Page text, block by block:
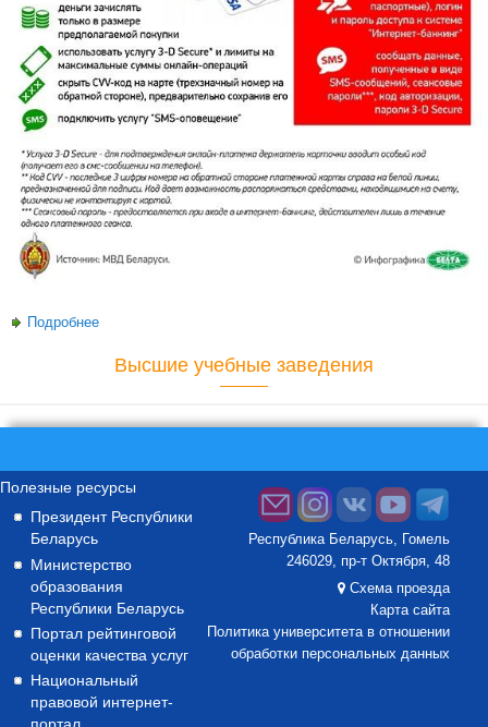
Подробнее
Высшие учебные заведения
Полезные ресурсы
Президент Республики
Беларусь
Министерство
образования
Республики Беларусь
Портал рейтинговой
оценки качества услуг
Национальный
правовой интернет-
Республика Беларусь, Гомель
246029, пр-т Октября, 48
Схема проезда
Карта сайта
Политика университета в отношении
обработки персональных данных